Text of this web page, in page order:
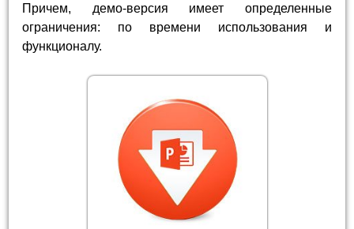
Причем, демо-версия имеет определенные
ограничения: по времени использования и
функционалу.